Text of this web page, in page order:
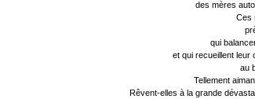
des mères
Ces
qui
et qui recueillent leur
au
Tellement
Rêvent-elles à la grande